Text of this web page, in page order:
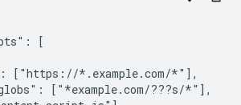
[
["https://*.example.com/*"],
["*example.com/???s/*"],